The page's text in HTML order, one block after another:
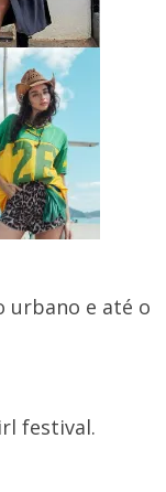
urbano e até o
festival.